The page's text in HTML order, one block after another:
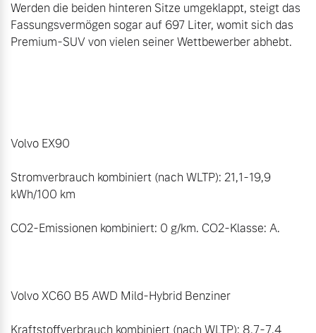
Werden die beiden hinteren Sitze umgeklappt, steigt das
Fassungsvermögen sogar auf 697 Liter, womit sich das
Premium-SUV von vielen seiner Wettbewerber abhebt.
Volvo EX90
Stromverbrauch kombiniert (nach WLTP): 21,1-19,9
kWh/100 km
CO2-Emissionen kombiniert: 0 g/km. CO2-Klasse: A.
Volvo XC60 B5 AWD Mild-Hybrid Benziner
Kraftstoffverbrauch kombiniert (nach WLTP): 8,7-7,4